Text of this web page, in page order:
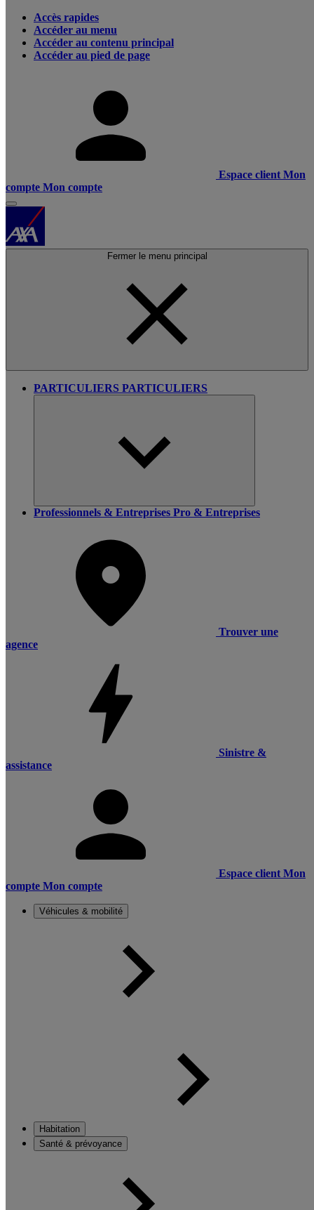
Accès rapides
Accéder au menu
Accéder au contenu principal
Accéder au pied de page
Espace client Mon
compte Mon compte
Fermer le menu principal
PARTICULIERS PARTICULIERS
Professionnels & Entreprises Pro & Entreprises
Trouver une
agence
Sinistre &
assistance
Espace client Mon
compte Mon compte
Véhicules & mobilité
Habitation
Santé & prévoyance